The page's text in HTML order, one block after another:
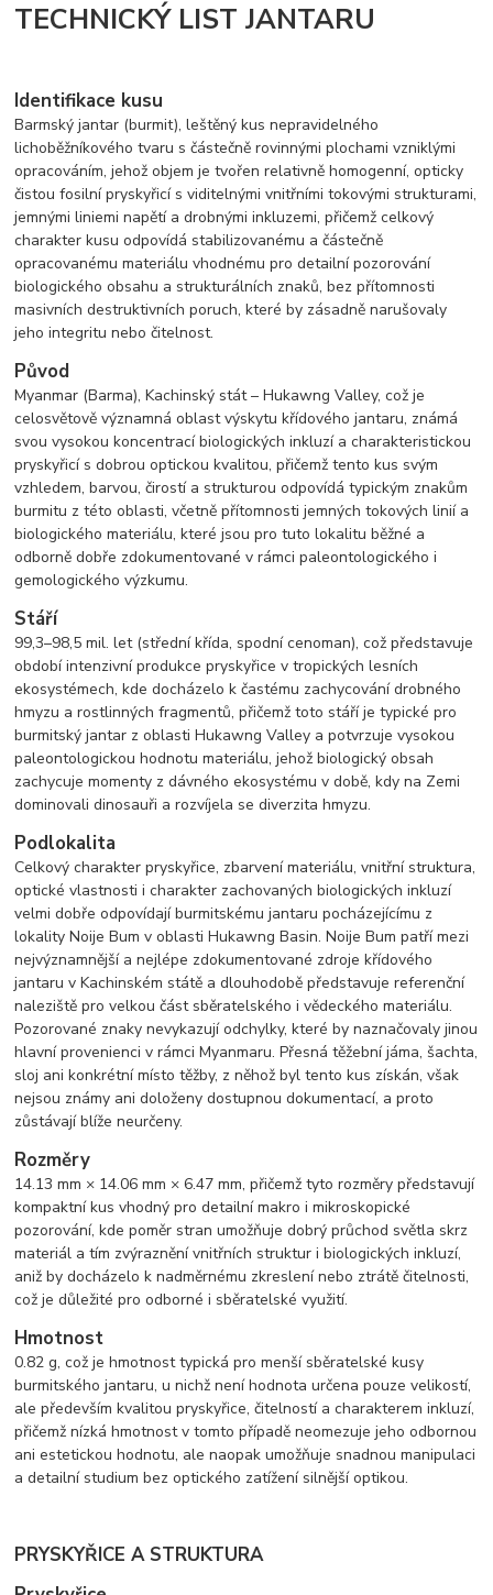
TECHNICKÝ LIST JANTARU
Identifikace kusu
Barmský jantar (burmit), leštěný kus nepravidelného
lichoběžníkového tvaru s částečně rovinnými plochami vzniklými
opracováním, jehož objem je tvořen relativně homogenní, opticky
čistou fosilní pryskyřicí s viditelnými vnitřními tokovými strukturami,
jemnými liniemi napětí a drobnými inkluzemi, přičemž celkový
charakter kusu odpovídá stabilizovanému a částečně
opracovanému materiálu vhodnému pro detailní pozorování
biologického obsahu a strukturálních znaků, bez přítomnosti
masivních destruktivních poruch, které by zásadně narušovaly
jeho integritu nebo čitelnost.
Původ
Myanmar (Barma), Kachinský stát – Hukawng Valley, což je
celosvětově významná oblast výskytu křídového jantaru, známá
svou vysokou koncentrací biologických inkluzí a charakteristickou
pryskyřicí s dobrou optickou kvalitou, přičemž tento kus svým
vzhledem, barvou, čirostí a strukturou odpovídá typickým znakům
burmitu z této oblasti, včetně přítomnosti jemných tokových linií a
biologického materiálu, které jsou pro tuto lokalitu běžné a
odborně dobře zdokumentované v rámci paleontologického i
gemologického výzkumu.
Stáří
99,3–98,5 mil. let (střední křída, spodní cenoman), což představuje
období intenzivní produkce pryskyřice v tropických lesních
ekosystémech, kde docházelo k častému zachycování drobného
hmyzu a rostlinných fragmentů, přičemž toto stáří je typické pro
burmitský jantar z oblasti Hukawng Valley a potvrzuje vysokou
paleontologickou hodnotu materiálu, jehož biologický obsah
zachycuje momenty z dávného ekosystému v době, kdy na Zemi
dominovali dinosauři a rozvíjela se diverzita hmyzu.
Podlokalita
Celkový charakter pryskyřice, zbarvení materiálu, vnitřní struktura,
optické vlastnosti i charakter zachovaných biologických inkluzí
velmi dobře odpovídají burmitskému jantaru pocházejícímu z
lokality Noije Bum v oblasti Hukawng Basin. Noije Bum patří mezi
nejvýznamnější a nejlépe zdokumentované zdroje křídového
jantaru v Kachinském státě a dlouhodobě představuje referenční
naleziště pro velkou část sběratelského i vědeckého materiálu.
Pozorované znaky nevykazují odchylky, které by naznačovaly jinou
hlavní provenienci v rámci Myanmaru. Přesná těžební jáma, šachta,
sloj ani konkrétní místo těžby, z něhož byl tento kus získán, však
nejsou známy ani doloženy dostupnou dokumentací, a proto
zůstávají blíže neurčeny.
Rozměry
14.13 mm × 14.06 mm × 6.47 mm, přičemž tyto rozměry představují
kompaktní kus vhodný pro detailní makro i mikroskopické
pozorování, kde poměr stran umožňuje dobrý průchod světla skrz
materiál a tím zvýraznění vnitřních struktur i biologických inkluzí,
aniž by docházelo k nadměrnému zkreslení nebo ztrátě čitelnosti,
což je důležité pro odborné i sběratelské využití.
Hmotnost
0.82 g, což je hmotnost typická pro menší sběratelské kusy
burmitského jantaru, u nichž není hodnota určena pouze velikostí,
ale především kvalitou pryskyřice, čitelností a charakterem inkluzí,
přičemž nízká hmotnost v tomto případě neomezuje jeho odbornou
ani estetickou hodnotu, ale naopak umožňuje snadnou manipulaci
a detailní studium bez optického zatížení silnější optikou.
PRYSKYŘICE A STRUKTURA